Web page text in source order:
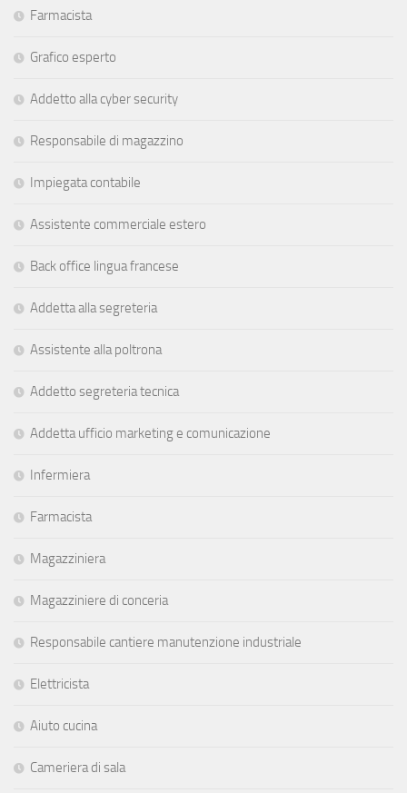
Farmacista
Grafico esperto
Addetto alla cyber security
Responsabile di magazzino
Impiegata contabile
Assistente commerciale estero
Back office lingua francese
Addetta alla segreteria
Assistente alla poltrona
Addetto segreteria tecnica
Addetta ufficio marketing e comunicazione
Infermiera
Farmacista
Magazziniera
Magazziniere di conceria
Responsabile cantiere manutenzione industriale
Elettricista
Aiuto cucina
Cameriera di sala